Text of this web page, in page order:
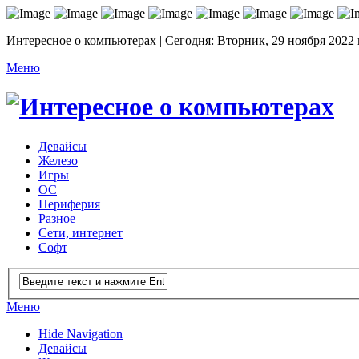
Интересное о компьютерах | Сегодня: Вторник, 29 ноября 2022
Меню
Девайсы
Железо
Игры
ОС
Периферия
Разное
Сети, интернет
Софт
Меню
Hide Navigation
Девайсы